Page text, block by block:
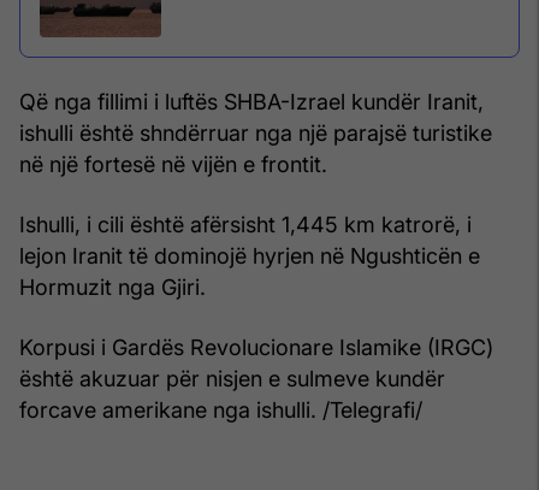
Që nga fillimi i luftës SHBA-Izrael kundër Iranit,
ishulli është shndërruar nga një parajsë turistike
në një fortesë në vijën e frontit.
Ishulli, i cili është afërsisht 1,445 km katrorë, i
lejon Iranit të dominojë hyrjen në Ngushticën e
Hormuzit nga Gjiri.
Korpusi i Gardës Revolucionare Islamike (IRGC)
është akuzuar për nisjen e sulmeve kundër
forcave amerikane nga ishulli. /Telegrafi/